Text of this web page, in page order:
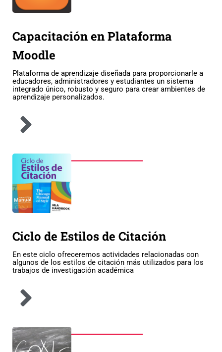
Capacitación en Plataforma
Moodle
Plataforma de aprendizaje diseñada para proporcionarle a
educadores, administradores y estudiantes un sistema
integrado único, robusto y seguro para crear ambientes de
aprendizaje personalizados.
Ciclo de Estilos de Citación
En este ciclo ofreceremos actividades relacionadas con
algunos de los estilos de citación más utilizados para los
trabajos de investigación académica